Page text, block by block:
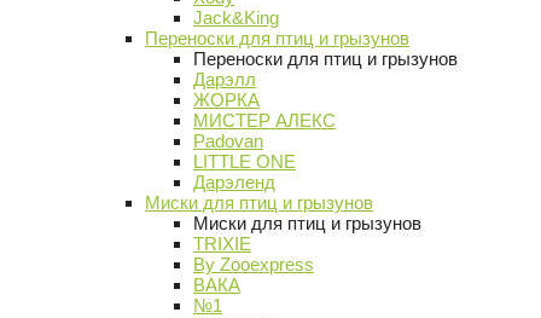
Jack&King
Переноски для птиц и грызунов
Переноски для птиц и грызунов
Дарэлл
ЖОРКА
МИСТЕР АЛЕКС
Padovan
LITTLE ONE
Дарэленд
Миски для птиц и грызунов
Миски для птиц и грызунов
TRIXIE
By Zooexpress
ВАКА
№1